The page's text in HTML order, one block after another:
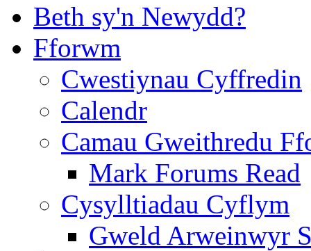
Beth sy'n Newydd?
Fforwm
Cwestiynau Cyffredin
Calendr
Camau Gweithredu
Mark Forums Read
Cysylltiadau Cyflym
Gweld Arweinwyr